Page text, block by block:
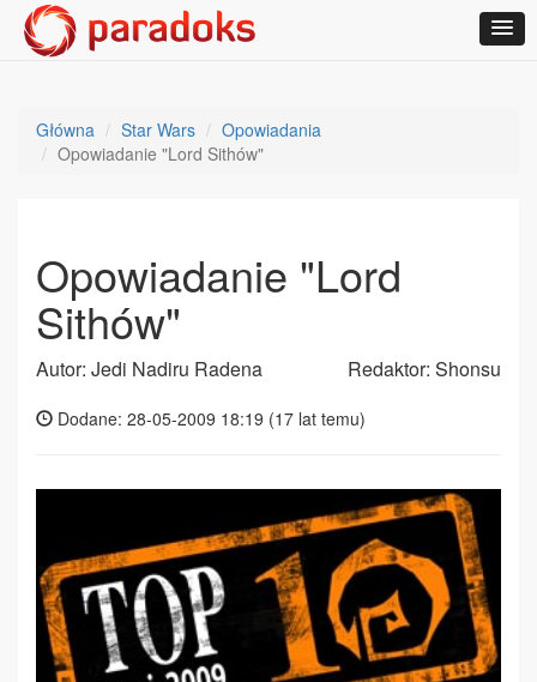
Główna Star Wars
Opowiadania
Opowiadanie "Lord Sithów"
Opowiadanie "Lord
Sithów"
Autor: Jedi Nadiru Radena Redaktor: Shonsu
Dodane: 28-05-2009 18:19 (17 lat temu)